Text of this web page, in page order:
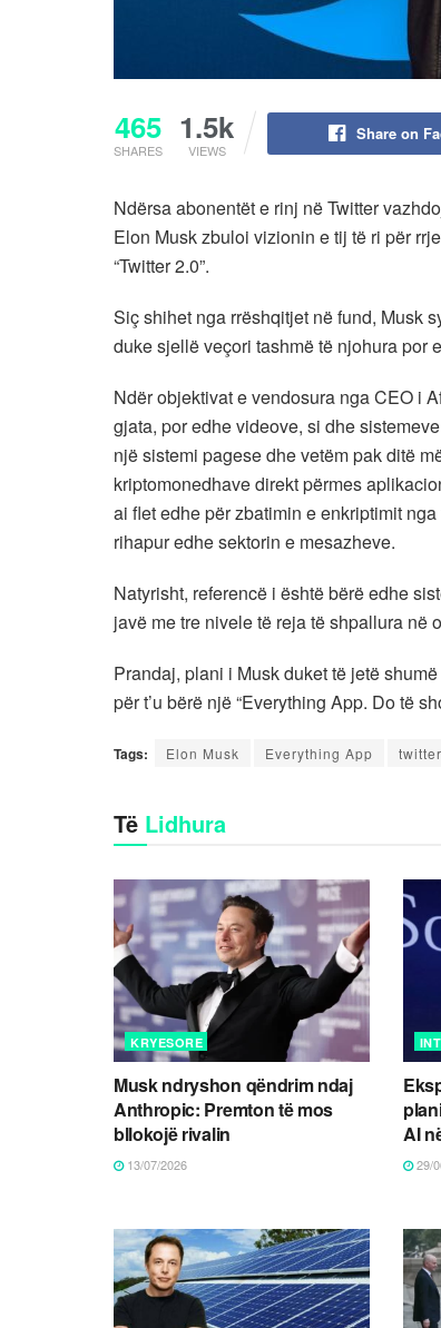
465
SHARES
1.5k
VIEWS
Share on
Ndërsa abonentët e rinj në Twitter
Elon Musk zbuloi vizionin e tij të ri për
“Twitter 2.0”.
Siç shihet nga rrëshqitjet në fund, Musk
duke sjellë veçori tashmë të njohura por
Ndër objektivat e vendosura nga CEO i
gjata, por edhe videove, si dhe
një sistemi pagese dhe vetëm pak ditë
kriptomonedhave direkt përmes
ai flet edhe për zbatimin e enkriptimit
rihapur edhe sektorin e mesazheve.
Natyrisht, referencë i është bërë edhe
javë me tre nivele të reja të shpallura në
Prandaj, plani i Musk duket të jetë
për t’u bërë një “Everything App. Do të
Tags: Elon Musk Everything App twitter
Të Lidhura
KRYESORE
Musk ndryshon qëndrim ndaj
Anthropic: Premton të mos
bllokojë rivalin
13/07/2026
AI
29/